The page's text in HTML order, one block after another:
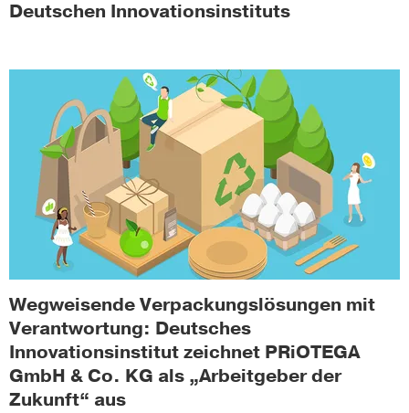
Deutschen Innovationsinstituts
Wegweisende Verpackungslösungen mit
Verantwortung: Deutsches
Innovationsinstitut zeichnet PRiOTEGA
GmbH & Co. KG als „Arbeitgeber der
Zukunft“ aus